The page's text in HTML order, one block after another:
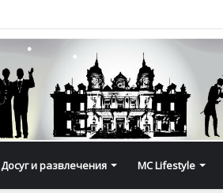
Досуг и развлечения MC Lifestyle